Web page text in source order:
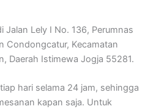
Jalan Lely I No. 136, Perumnas
Condongcatur, Kecamatan
Daerah Istimewa Jogja 55281.
hari selama 24 jam, sehingga
kapan saja. Untuk